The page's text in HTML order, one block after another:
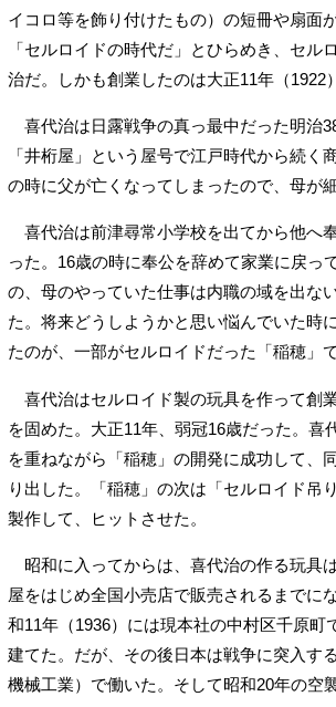
イコロ等を飾り付けたもの）の短冊や扇面
「セルロイドの時代だ」とひらめき、セ
治だ。しかも創業したのは大正11年（1922
喜代治は日露戦争の真っ最中だった明治
「井桁屋」という屋号で江戸時代から続
の時に父が亡くなってしまったので、母が
喜代治は前津尋常小学校を出てから他へ
った。16歳の時に奉公を辞めて家業に戻っ
の、母のやっていた仕事は内職の域を出な
た。将来どうしようかと思い悩んでいた時
たのが、一部がセルロイドだった「稲穂」で
喜代治はセルロイド製の玩具を作って創
を固めた。大正11年、弱冠16歳だった。喜
を重ねながら「稲穂」の開発に成功して、
り出した。「稲穂」の次は「セルロイド吊
製作して、ヒットさせた。
昭和に入ってからは、喜代治の作る玩具
屋をはじめ全国小売店で販売されるまでに
和11年（1936）には現本社の中村区千原町
建てた。だが、その後日本は戦争に突入す
機械工業）で働いた。そして昭和20年の空